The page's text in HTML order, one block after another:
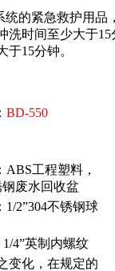
紧急救护用品
洗时间至少大于
15分钟。
BD-550
工程塑料，
废水回收盆
2”304不锈钢球
4”英制内螺纹
变化，在规定的